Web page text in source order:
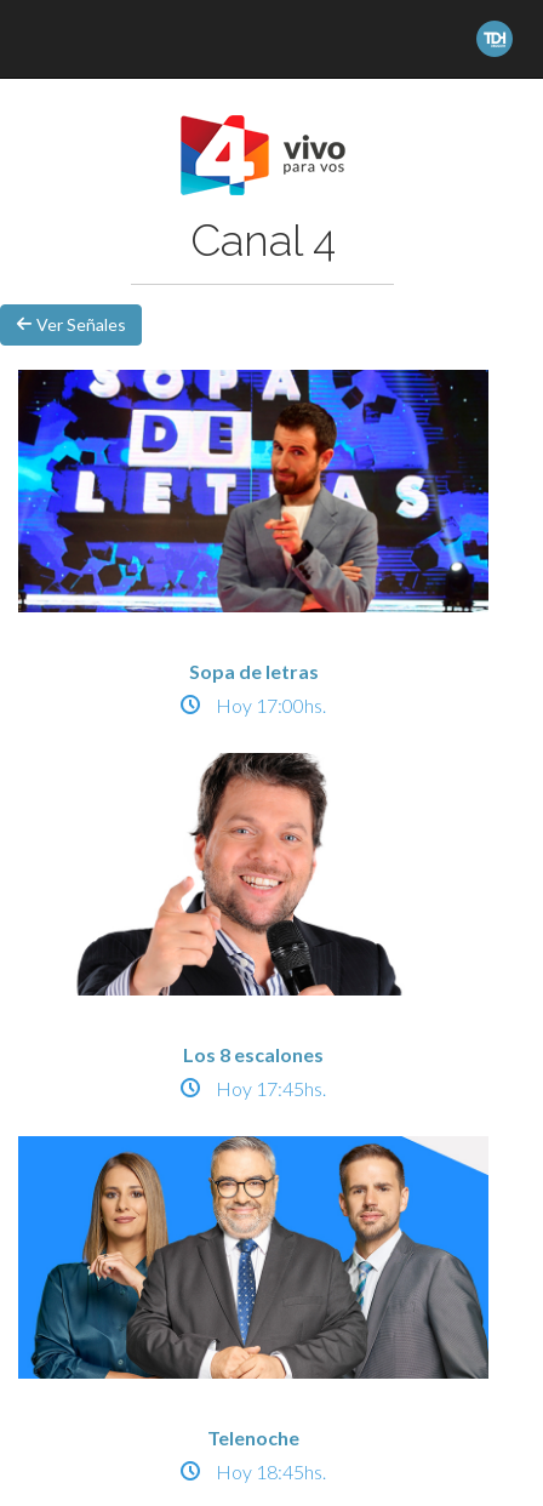
Canal 4
Ver Señales
Sopa de letras
Hoy 17:00hs.
Los 8 escalones
Hoy 17:45hs.
Telenoche
Hoy 18:45hs.